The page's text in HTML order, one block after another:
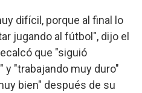
difícil, porque al final lo
jugando al fútbol", dijo el
que "siguió
y "trabajando muy duro"
bien" después de su